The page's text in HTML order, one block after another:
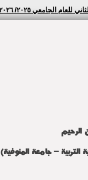
الجامعي ٢٠٢٥/ ٢٠٢٦ م
الرحيم
التربية – جامعة المنوفية)